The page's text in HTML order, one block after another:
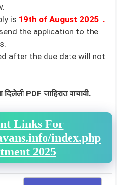
is 19th of August 2025 .
the application to the
after the due date will not
PDF जाहिरात वाचावी.
Links For
index.php
2025